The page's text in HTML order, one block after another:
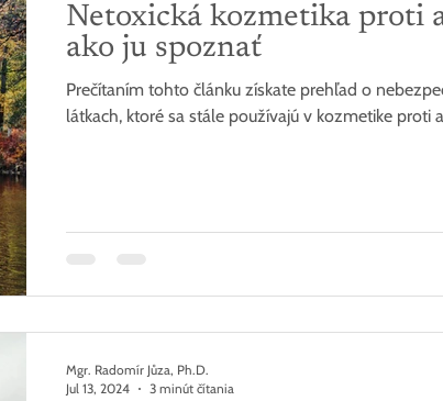
Netoxická kozmetika proti
ako ju spoznať
Prečítaním tohto článku získate prehľad o
látkach, ktoré sa stále používajú v kozmetike proti
Mgr. Radomír Jůza, Ph.D.
Jul 13, 2024
3 minút čítania